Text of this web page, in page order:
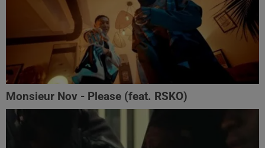
Monsieur Nov‬ - Please (feat. RSKO)